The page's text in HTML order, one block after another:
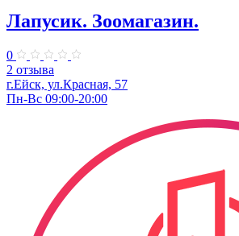
Лапусик. Зоомагазин.
0
2 отзыва
г.Ейск, ул.Красная, 57
Пн-Вс 09:00-20:00